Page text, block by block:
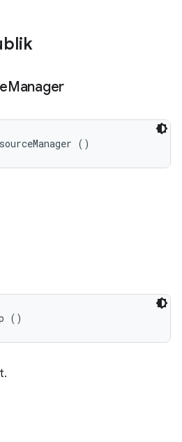
Manager
()
()